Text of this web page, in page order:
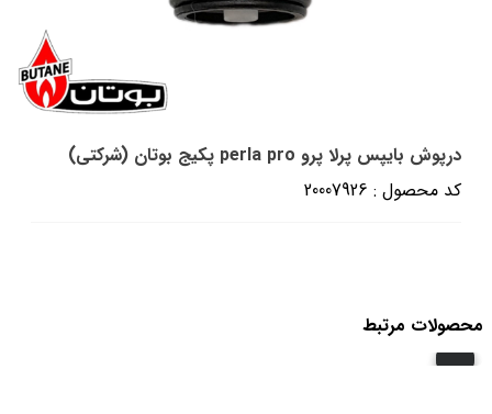
درپوش بایپس پرلا پرو perla pro پکیج بوتان (شرکتی)
کد محصول : 20007926
محصولات مرتبط